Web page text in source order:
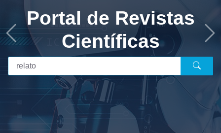
Portal de Revistas
Científicas
envíos de
manuscritos a las
revistas?
Envíos
Previous